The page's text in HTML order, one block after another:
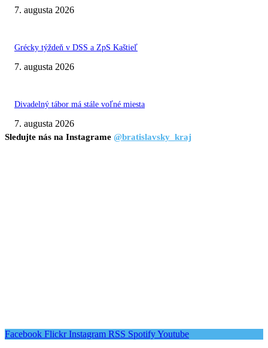
7. augusta 2026
Grécky týždeň v DSS a ZpS Kaštieľ
7. augusta 2026
Divadelný tábor má stále voľné miesta
7. augusta 2026
Sledujte nás na Instagrame @bratislavsky_kraj
Facebook Flickr Instagram RSS SpotifyYoutube